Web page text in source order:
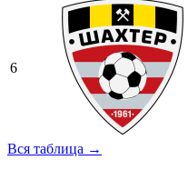
6
Вся таблица →